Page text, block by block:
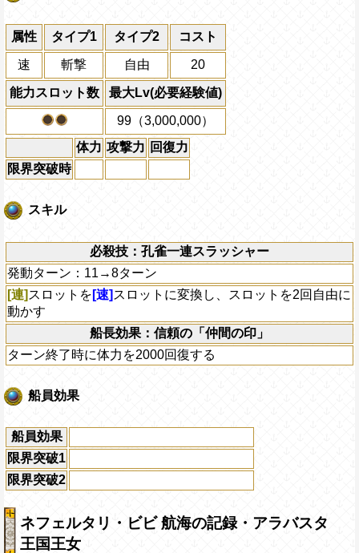
属性 タイプ1 タイプ2 コスト
速 斬撃 自由 20
能力スロット数 最大Lv(必要経験値)
99（3,000,000）
体力 攻撃力 回復力
限界突破時
スキル
必殺技：孔雀一連スラッシャー
発動ターン：11→8ターン
[連] スロットを [速] スロットに変換し、スロットを2回自由に
動かす
船長効果：信頼の「仲間の印」
ターン終了時に体力を2000回復する
船員効果
船員効果
限界突破1
限界突破2
ネフェルタリ・ビビ 航海の記録・アラバスタ
王国王女